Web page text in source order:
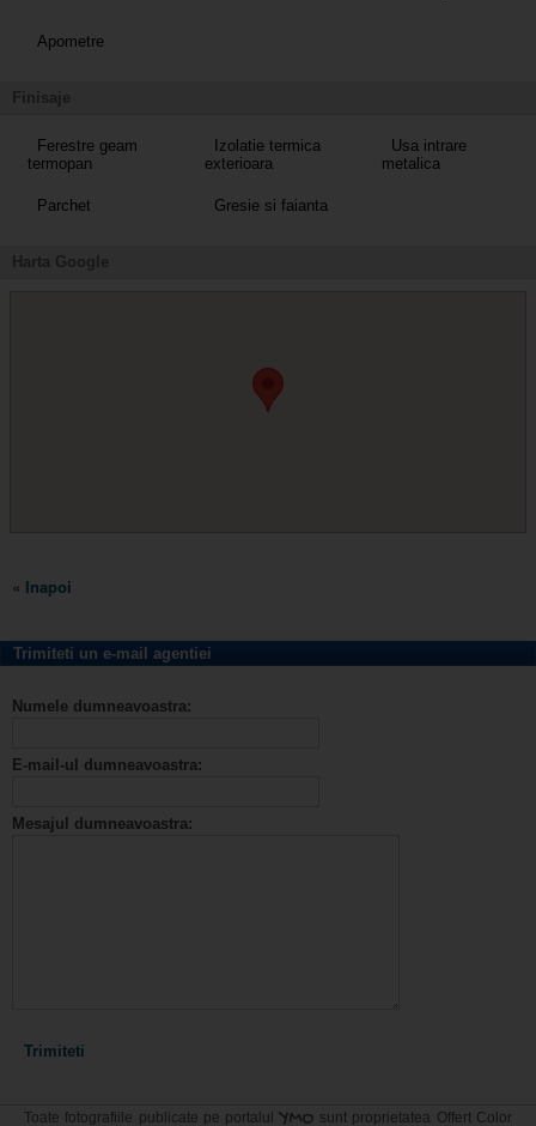
Apometre
Finisaje
Ferestre geam
termopan
Izolatie termica
exterioara
Usa intrare
metalica
Parchet Gresie si faianta
Harta Google
« Inapoi
Trimiteti un e-mail agentiei
Numele dumneavoastra:
E-mail-ul dumneavoastra:
Mesajul dumneavoastra:
Toate fotografiile publicate pe portalulYMO sunt proprietatea Offert Color